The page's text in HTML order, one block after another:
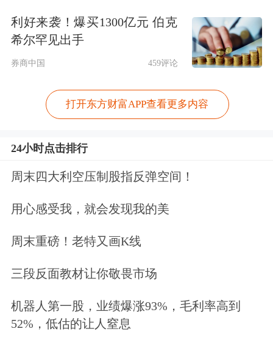
利好来袭！爆买1300亿元 伯克
希尔罕见出手
券商中国 459评论
打开东方财富APP查看更多内容
24小时点击排行
周末四大利空压制股指反弹空间！
用心感受我，就会发现我的美
周末重磅！老特又画K线
三段反面教材让你敬畏市场
机器人第一股，业绩爆涨93%，毛利率高到
52%，低估的让人窒息